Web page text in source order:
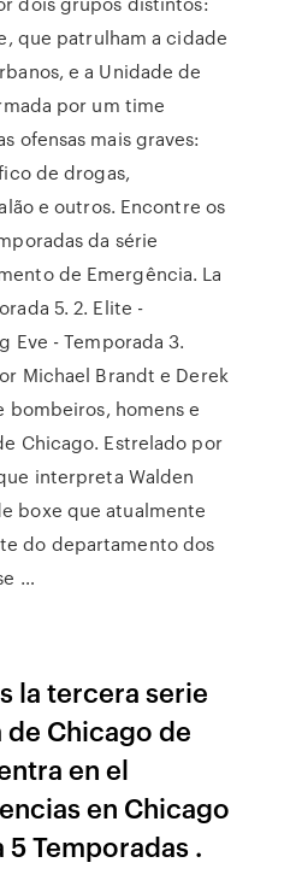
que patrulham a cidade
e a Unidade de
por um time
ofensas mais graves:
de drogas,
e outros. Encontre os
da série
de Emergência. La
5. 2. Elite -
Eve - Temporada 3.
Michael Brandt e Derek
bombeiros, homens e
Chicago. Estrelado por
interpreta Walden
boxe que atualmente
do departamento dos
…
la tercera serie
Chicago de
en el
en Chicago
Temporadas .